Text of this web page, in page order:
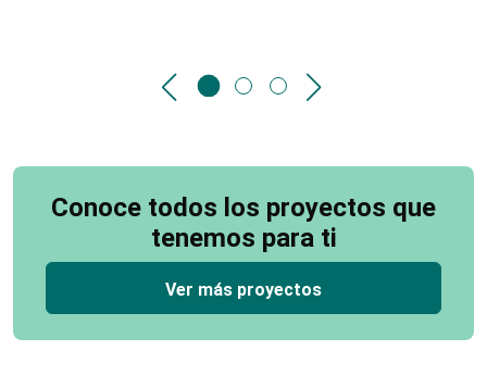
Conoce todos los proyectos que
tenemos para ti
Ver más proyectos